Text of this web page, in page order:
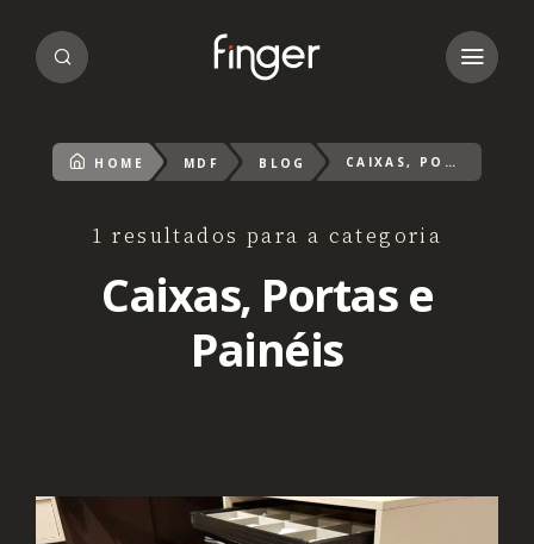
HOME MDF BLOG CAIXAS, PORTAS E PAINÉIS
1 resultados para a categoria
Caixas, Portas e
Painéis